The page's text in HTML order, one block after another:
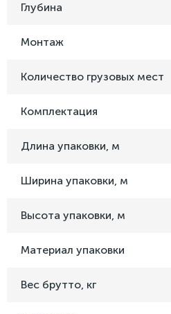
Глубина
Монтаж
Количество грузовых мест
Комплектация
Длина упаковки, м
Ширина упаковки, м
Высота упаковки, м
Материал упаковки
Вес брутто, кг